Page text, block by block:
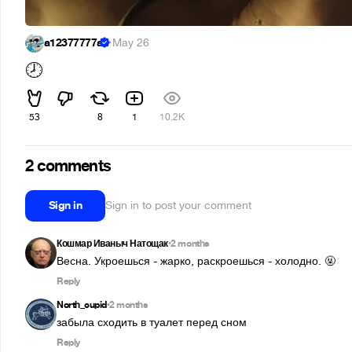
a12377777a ·May 26
🕗
53 8 1 10.2K
2 comments
Sign in Sign in to post your comment
Кошмар Иваныч Натощак•2 months
Весна. Укроешься - жарко, раскроешься - холодно. 🤬
Reply
North_cupid•2 months
забыла сходить в туалет перед сном
Reply